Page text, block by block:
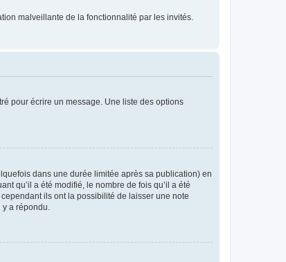
malveillante de la fonctionnalité par les invités.
pour écrire un message. Une liste des options
dans une durée limitée après sa publication) en
qu’il a été modifié, le nombre de fois qu’il a été
ils ont la possibilité de laisser une note
a répondu.